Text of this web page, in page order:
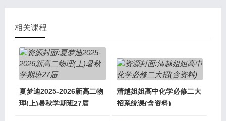
相关课程
夏梦迪2025-2026新高二物
理(上)暑秋学期班27届
清越姐姐高中化学必修二大
招系统课(含资料)